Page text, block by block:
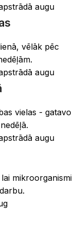
vēlāk pēc
vielas - gatavo
mikroorganismi